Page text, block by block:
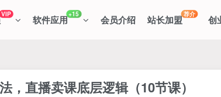
VIP 软件应用+15 会员介绍 站长加盟荐介 创
，直播卖课底层逻辑（10节课）